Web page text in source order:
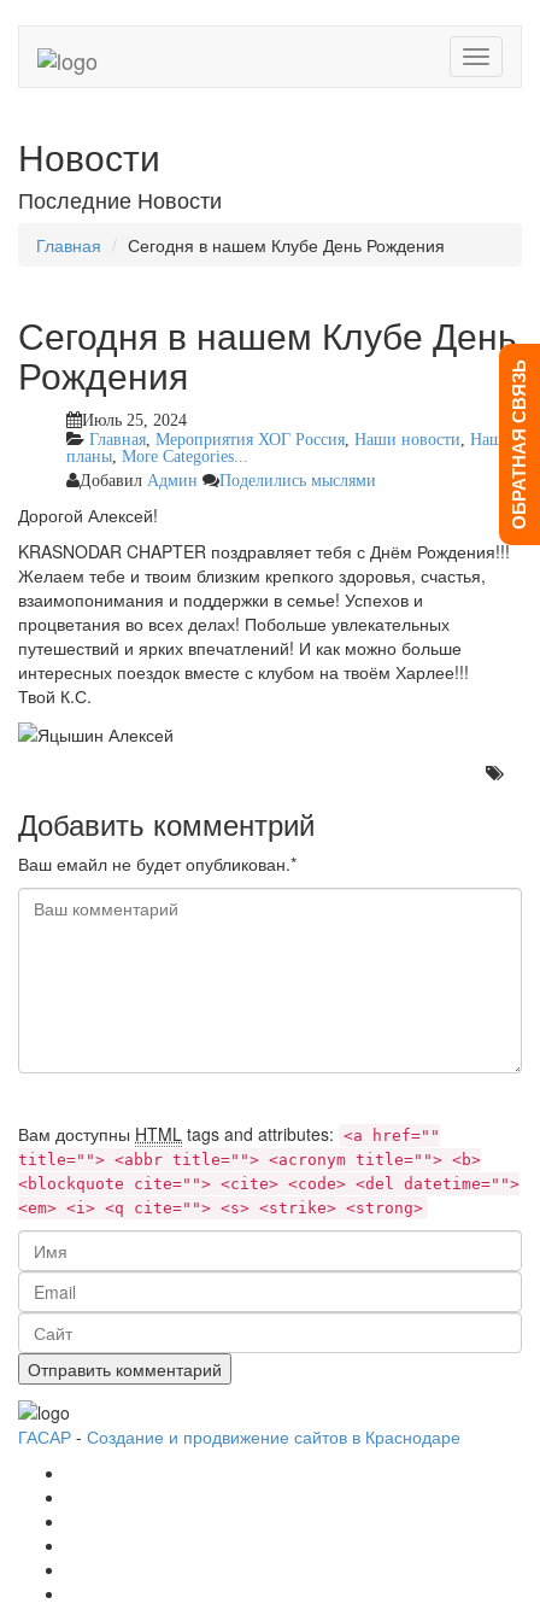
Toggle
Новости
Последние Новости
Главная Сегодня в нашем Клубе День Рождения
Сегодня в нашем Клубе День
Рождения
Июль 25, 2024
Главная Мероприятия ХОГ Россия Наши новости
Наши
планы More Categories...
Добавил Админ Поделились мыслями
Дорогой Алексей!
KRASNODAR CHAPTER поздравляет тебя с Днём Рождения!!!
Желаем тебе и твоим близким крепкого здоровья, счастья,
взаимопонимания и поддержки в семье! Успехов и
процветания во всех делах! Побольше увлекательных
путешествий и ярких впечатлений! И как можно больше
интересных поездок вместе с клубом на твоём Харлее!!!
Твой К.С.
Добавить комментрий
Ваш емайл не будет опубликован.*
Вам доступны HTML tags and attributes: <a href=""
title=""> <abbr title=""> <acronym title=""> <b>
<blockquote cite=""> <cite> <code> <del datetime="">
<em> <i> <q cite=""> <s> <strike> <strong>
ГАСАР - Создание и продвижение сайтов в Краснодаре
ОБРАТНАЯ СВЯЗЬ